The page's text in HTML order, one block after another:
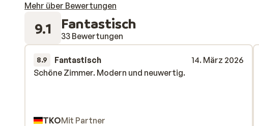
Mehr über Bewertungen
9.1 Fantastisch
33 Bewertungen
8.9 Fantastisch
14. März 2026
Schöne Zimmer. Modern und neuwertig.
Schöne Zimmer. Modern und neuwertig.
TKOMit Partner